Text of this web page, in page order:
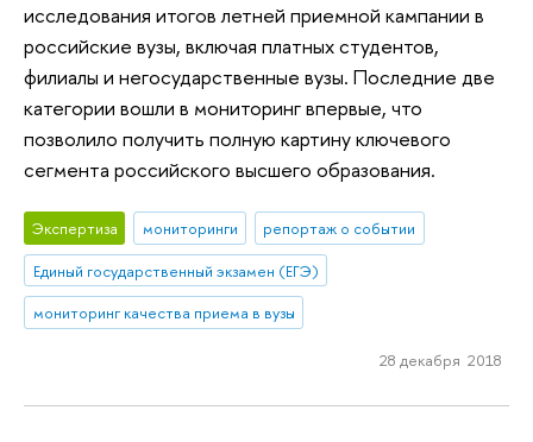
исследования итогов летней приемной кампании в
российские вузы, включая платных студентов,
филиалы и негосударственные вузы. Последние две
категории вошли в мониторинг впервые, что
позволило получить полную картину ключевого
сегмента российского высшего образования.
Экспертиза мониторинги
репортаж о событии
Единый государственный экзамен (ЕГЭ)
мониторинг качества приема в вузы
28 декабря 2018